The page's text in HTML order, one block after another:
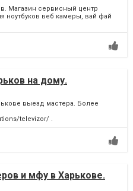
Магазин сервисный центр
ноутбуков веб камеры, вай фай
на дому.
выезд мастера. Более
televizor/ .
и мфу в Харькове.